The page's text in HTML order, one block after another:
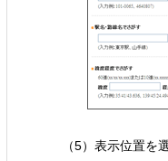
（5）表示位置を